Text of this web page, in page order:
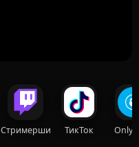
Стримерши ТикТок